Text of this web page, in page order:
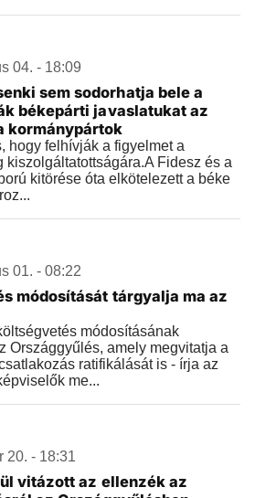
04. - 18:09
sem sodorhatja bele a
békepárti javaslatukat az
kormánypártok
hogy felhívják a figyelmet a
kiszolgáltatottságára.A Fidesz és a
kitörése óta elkötelezett a béke
01. - 08:22
módosítását tárgyalja ma az
módosításának
Országgyűlés, amely megvitatja a
ratifikálását is - írja az
me...
20. - 18:31
vitázott az ellenzék az